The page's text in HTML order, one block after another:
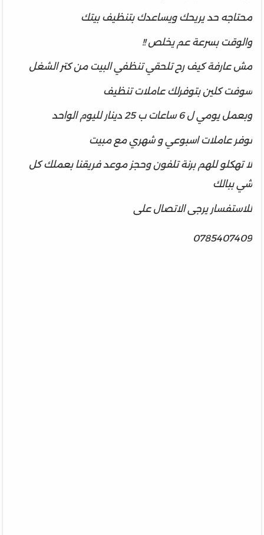
محتاجه حد يريحك ويساعدك بتنظيف بيتك
والوقت بسرعة عم يخلص !!
مش عارفة كيف رح تلحقي تنظفي البيتمن كتر الشغل
سوفتكلين بتوفرلك عاملات تنظيف
وبعمل يومي ل 6 ساعات ب 25 دينار لليوم الواحد
نوفر عاملات اسبوعي و شهريمع مبيت
لا تهكلو للهم برنة تلفون وحجز موعد فريقنا بعملك كل
شي ببالك
للاستفسار يرجى الاتصال على
0785407409